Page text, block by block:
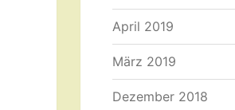
April 2019
März 2019
Dezember 2018